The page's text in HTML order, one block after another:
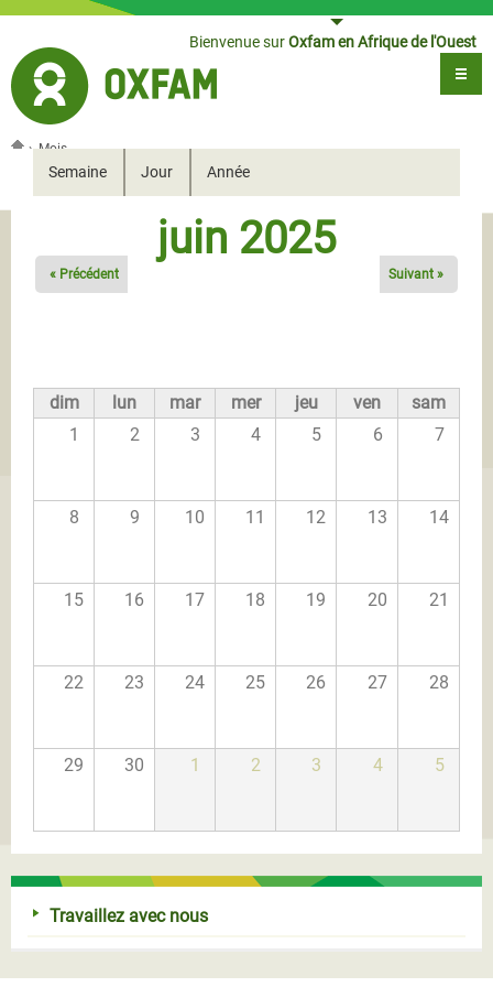
Bienvenue surOxfam en Afrique de l'Ouest
Vous êtes ici
› Mois
Onglets secondaires
Semaine Jour Année
juin 2025
« Précédent Suivant »
dim lun mar mer jeu ven
sam
1
2 3 4 5 6 7
8 9 10 11 12 13 14
15 16 17 18 19 20 21
22 23 24 25 26 27 28
29 30 1 2 3 4 5
Travaillez avec nous